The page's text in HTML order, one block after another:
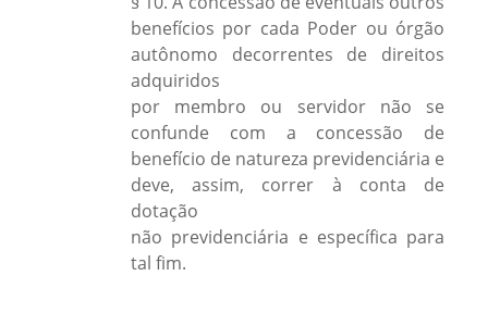
benefícios por cada Poder ou órgão
autônomo decorrentes de direitos
adquiridos
por membro ou servidor não se
confunde com a concessão de
benefício de natureza previdenciária e
deve, assim, correr à conta de
dotação
não previdenciária e específica para
tal fim.